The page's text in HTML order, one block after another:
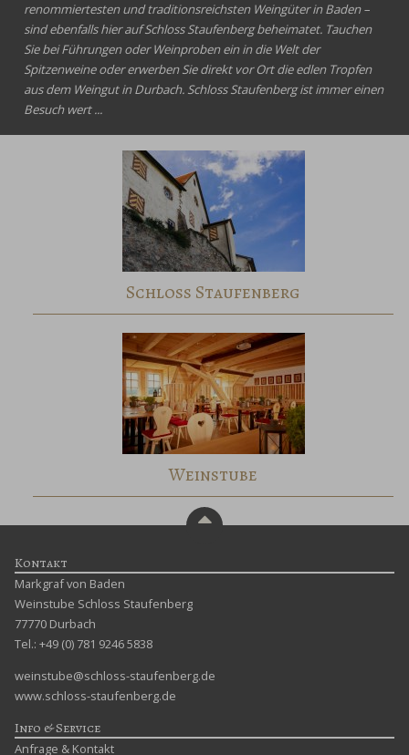
renommiertesten und traditionsreichsten Weingüter in Baden –
sind ebenfalls hier auf Schloss Staufenberg beheimatet. Tauchen
Sie bei Führungen oder Weinproben ein in die Welt der
Spitzenweine oder erwerben Sie direkt vor Ort die edlen Tropfen
aus dem Weingut in Durbach. Schloss Staufenberg ist immer einen
Besuch wert ...
Schloss Staufenberg
Weinstube
Kontakt
Markgraf von Baden
Weinstube Schloss Staufenberg
77770 Durbach
Tel.: +49 (0) 781 9246 5838
weinstube@schloss-staufenberg.de
www.schloss-staufenberg.de
Info & Service
Anfrage & Kontakt